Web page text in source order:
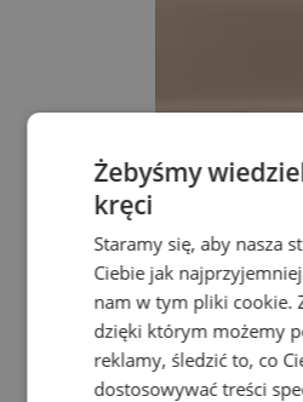
Żebyśmy
kręci
Staramy się, aby nasza
Ciebie jak
nam w tym pliki cookie.
dzięki którym możemy
reklamy, śledzić to, co
dostosowywać treści